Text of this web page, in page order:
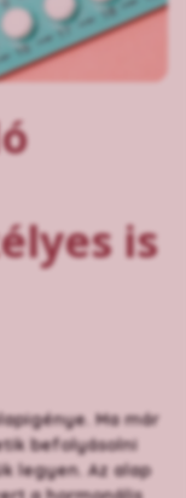
is
Ma már
befolyásolni
legyen. Az alap